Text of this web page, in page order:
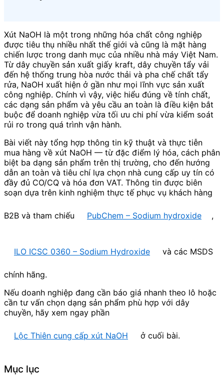
Xút NaOH là một trong những hóa chất công nghiệp
được tiêu thụ nhiều nhất thế giới và cũng là mặt hàng
chiến lược trong danh mục của nhiều nhà máy Việt Nam.
Từ dây chuyền sản xuất giấy kraft, dây chuyền tẩy vải
đến hệ thống trung hòa nước thải và pha chế chất tẩy
rửa, NaOH xuất hiện ở gần như mọi lĩnh vực sản xuất
công nghiệp. Chính vì vậy, việc hiểu đúng về tính chất,
các dạng sản phẩm và yêu cầu an toàn là điều kiện bắt
buộc để doanh nghiệp vừa tối ưu chi phí vừa kiểm soát
rủi ro trong quá trình vận hành.
Bài viết này tổng hợp thông tin kỹ thuật và thực tiễn
mua hàng về xút NaOH — từ đặc điểm lý hóa, cách phân
biệt ba dạng sản phẩm trên thị trường, cho đến hướng
dẫn an toàn và tiêu chí lựa chọn nhà cung cấp uy tín có
đầy đủ CO/CQ và hóa đơn VAT. Thông tin được biên
soạn dựa trên kinh nghiệm thực tế phục vụ khách hàng
B2B và tham chiếu PubChem – Sodium hydroxide ,
ILO ICSC 0360 – Sodium Hydroxide và các MSDS
chính hãng.
Nếu doanh nghiệp đang cần báo giá nhanh theo lô hoặc
cần tư vấn chọn dạng sản phẩm phù hợp với dây
chuyền, hãy xem ngay phần
Lộc Thiên cung cấp xút NaOH ở cuối bài.
Mục lục